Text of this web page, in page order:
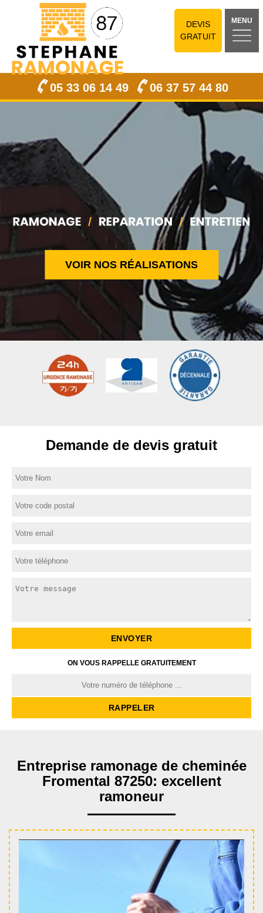
DEVIS
GRATUIT
MENU
05 33 06 14 49 06 37 57 44 80
VOIR NOS RÉALISATIONS
Demande de devis gratuit
ON VOUS RAPPELLE GRATUITEMENT
Entreprise ramonage de cheminée
Fromental 87250: excellent
ramoneur